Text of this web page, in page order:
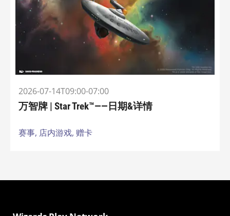
2026-07-14T09:00-07:00
万智牌 | Star Trek™——日期&详情
赛事, 店内游戏, 赠卡